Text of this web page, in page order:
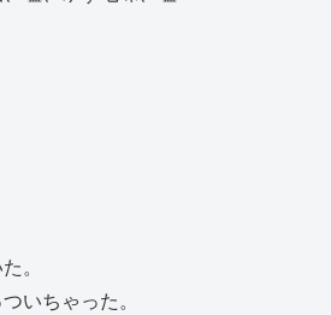
。
いちゃった。